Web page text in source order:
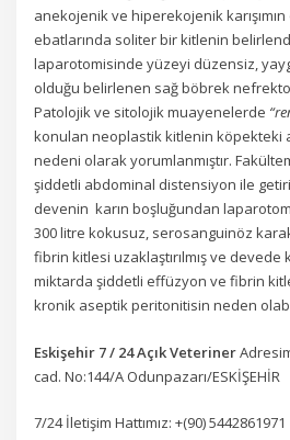
anekojenik ve hiperekojenik
ebatlarında soliter bir kitlenin
laparotomisinde yüzeyi düzensiz,
olduğu belirlenen sağ böbrek
Patolojik ve sitolojik muayenelerde
konulan neoplastik kitlenin köpekteki
nedeni olarak yorumlanmıştır.
şiddetli abdominal distensiyon ile
devenin karın boşluğundan
300 litre kokusuz, serosanguinöz
fibrin kitlesi uzaklaştırılmış ve devede
miktarda şiddetli effüzyon ve fibrin
kronik aseptik peritonitisin neden
Eskişehir 7 / 24 Açık Veteriner
cad. No:144/A Odunpazarı/ESKİŞEHİR
7/24 İletişim Hattımız: +(90) 5442861971